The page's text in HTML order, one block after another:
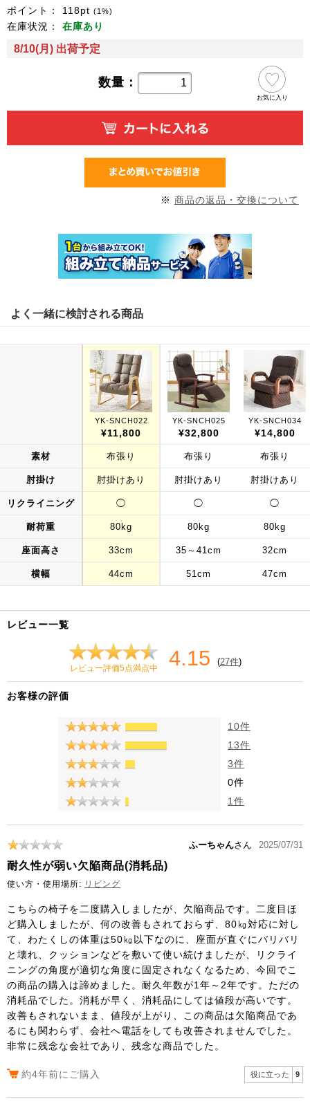
ポイント： 118pt (1%)
在庫状況： 在庫あり
8/10(月) 出荷予定
数量：
お気に入り
※ 商品の返品・交換について
よく一緒に検討される商品
素材
肘掛け
リクライニング
耐荷重
座面高さ
横幅
YK-SNCH022
¥11,800
布張り
肘掛けあり
◯
80kg
33cm
44cm
YK-SNCH025
¥32,800
布張り
肘掛けあり
◯
80kg
35～41cm
51cm
YK-SNCH034
¥14,800
布張り
肘掛けあり
◯
80kg
32cm
47cm
レビュー一覧
レビュー評価5点満点中 4.15 (27件)
お客様の評価
10件
13件
3件
0件
1件
ふーちゃんさん 2025/07/31
耐久性が弱い欠陥商品(消耗品)
使い方・使用場所: リビング
こちらの椅子を二度購入しましたが、欠陥商品です。二度目ほ
ど購入しましたが、何の改善もされておらず、80㎏対応に対し
て、わたくしの体重は50㎏以下なのに、座面が直ぐにバリバリ
と壊れ、クッションなどを敷いて使い続けましたが、リクライ
ニングの角度が適切な角度に固定されなくなるため、今回でこ
の商品の購入は諦めました。耐久年数が1年～2年です。ただの
消耗品でした。消耗が早く、消耗品にしては値段が高いです。
改善もされないまま、値段が上がり、この商品は欠陥商品であ
るにも関わらず、会社へ電話をしても改善されませんでした。
非常に残念な会社であり、残念な商品でした。
約4年前にご購入 役に立った 9